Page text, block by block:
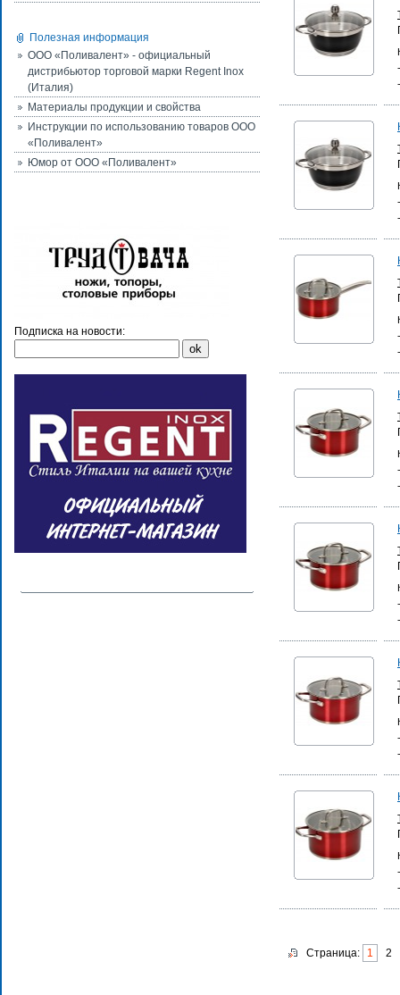
Полезная информация
ООО «Поливалент» - официальный
дистрибьютор торговой марки Regent Inox
(Италия)
Материалы продукции и свойства
Инструкции по использованию товаров ООО
«Поливалент»
Юмор от ООО «Поливалент»
Подписка на новости:
Страница: 1 2